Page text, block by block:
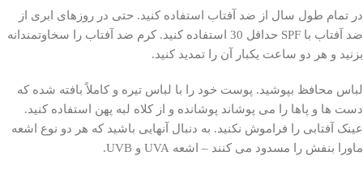
در تمام طول سال از ضد آفتاب استفاده کنید. حتی در روزهای ابری از
ضد آفتاب با SPF حداقل 30 استفاده کنید. کرم ضد آفتاب را سخاوتمندانه
بزنید و هر دو ساعت یکبار آن را تمدید کنید.
لباس محافظ بپوشید. پوست خود را با لباس تیره و کاملاً بافته شده که
دست ها و پاها را می پوشاند پوشانده و از کلاه لبه پهن استفاده کنید.
عینک آفتابی را فراموش نکنید. به دنبال آنهایی باشید که هر دو نوع اشعه
ماورا بنفش را مسدود می کنند – اشعه UVA و UVB.